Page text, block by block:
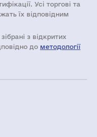
Усі торгові та
їх відповідним
з відкритих
до методології